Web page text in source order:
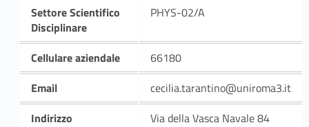
Settore Scientifico
Disciplinare
PHYS-02/A
Cellulare aziendale
66180
Email
cecilia.tarantino@uniroma3.it
Indirizzo
Via della Vasca Navale 84